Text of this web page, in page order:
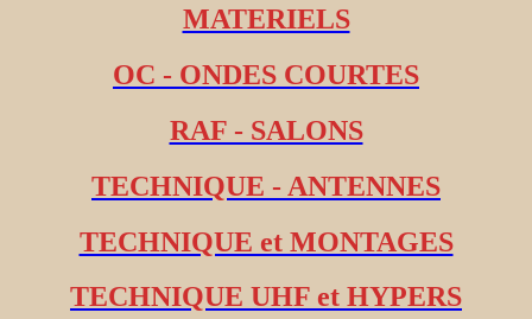
MATERIELS
OC - ONDES COURTES
RAF - SALONS
TECHNIQUE - ANTENNES
TECHNIQUE et MONTAGES
TECHNIQUE UHF et HYPERS